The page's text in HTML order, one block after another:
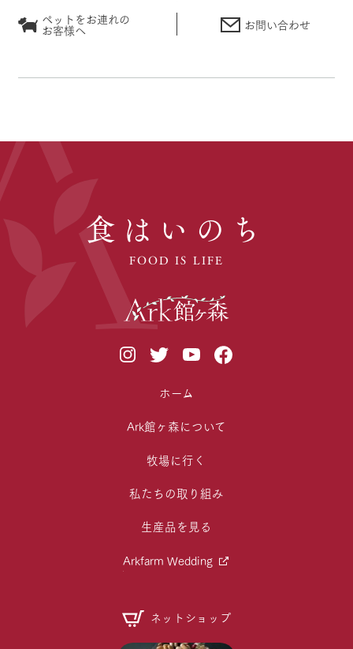
ペットをお連れの
お客様へ お問い合わせ
食はいのち
FOOD IS LIFE
ホーム
Ark館ヶ森について
牧場に行く
私たちの取り組み
生産品を見る
Arkfarm Wedding
ネットショップ